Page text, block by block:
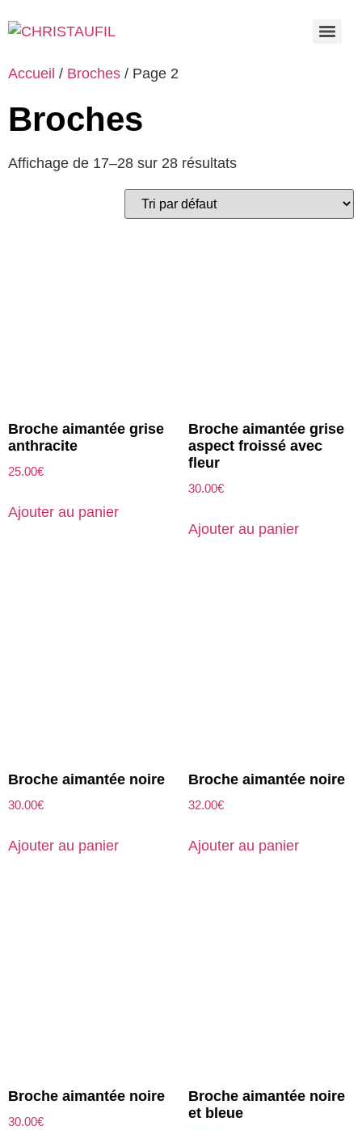
Accueil / Broches / Page 2
Broches
Affichage de 17–28 sur 28 résultats
Broche aimantée grise
anthracite
25.00€
Ajouter au panier
Broche aimantée grise
aspect froissé avec
fleur
30.00€
Ajouter au panier
Broche aimantée noire
30.00€
Ajouter au panier
Broche aimantée noire
32.00€
Ajouter au panier
Broche aimantée noire
30.00€
Broche aimantée noire
et bleue